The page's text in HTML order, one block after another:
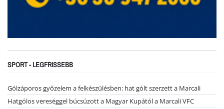
SPORT - LEGFRISSEBB
Gólzáporos győzelem a felkészülésben: hat gólt szerzett a Marcali
Hatgólos vereséggel búcsúzott a Magyar Kupától a Marcali VFC